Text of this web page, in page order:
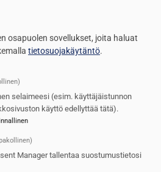
osapuolen sovellukset, joita haluat
tietosuojakäytäntö.
selaimeesi (esim. käyttäjäistunnon
käyttö edellyttää tätä).
Manager tallentaa suostumustietosi